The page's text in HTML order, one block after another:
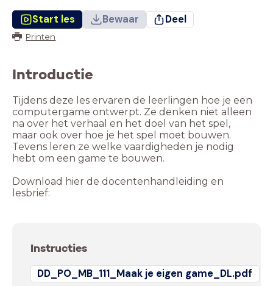
Start les Bewaar Deel
Printen
Introductie
Tijdens deze les ervaren de leerlingen hoe je een
computergame ontwerpt. Ze denken niet alleen
na over het verhaal en het doel van het spel,
maar ook over hoe je het spel moet bouwen.
Tevens leren ze welke vaardigheden je nodig
hebt om een game te bouwen.
Download hier de docentenhandleiding en
lesbrief:
Instructies
DD_PO_MB_111_Maak je eigen game_DL.pdf